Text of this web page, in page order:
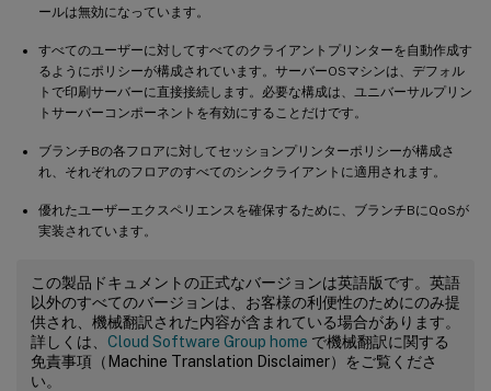
ールは無効になっています。
すべてのユーザーに対してすべてのクライアントプリンターを自動作成す
るようにポリシーが構成されています。サーバーOSマシンは、デフォル
トで印刷サーバーに直接接続します。必要な構成は、ユニバーサルプリン
トサーバーコンポーネントを有効にすることだけです。
ブランチBの各フロアに対してセッションプリンターポリシーが構成さ
れ、それぞれのフロアのすべてのシンクライアントに適用されます。
優れたユーザーエクスペリエンスを確保するために、ブランチBにQoSが
実装されています。
この製品ドキュメントの正式なバージョンは英語版です。英語
以外のすべてのバージョンは、お客様の利便性のためにのみ提
供され、機械翻訳された内容が含まれている場合があります。
詳しくは、 Cloud Software Group home で機械翻訳に関する
免責事項（Machine Translation Disclaimer）をご覧くださ
い。